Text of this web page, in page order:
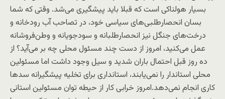
بسیار هولناکی است که قبلا باید پیشگیری می‌شد. وقتی که شما
بسان انحصارطلبی‌های سیاسی خود، در تصاحب آب رودخانه و
درخت‌های جنگل نیز انحصارطلبانه و سودجویانه و وطن‌فروشانه
عمل می‌کنید، امروز از دست چند مسئول محلی چه بر می‌آید؟ از
ده روز قبل احتمال باران شدید و سیل وجود داشت اما مسئولین
محلی استاندار را نمی‌یابند، استانداری برای تخلیه پیشگیرانه سدها
کاری انجام نمی‌دهد.امروز خرابی کار از حیطه توان مسئولین استانی